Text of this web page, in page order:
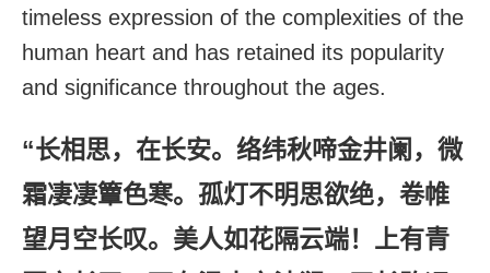
timeless expression of the complexities of the
human heart and has retained its popularity
and significance throughout the ages.
“长相思，在长安。络纬秋啼金井阑，微
霜凄凄簟色寒。孤灯不明思欲绝，卷帷
望月空长叹。美人如花隔云端！上有青